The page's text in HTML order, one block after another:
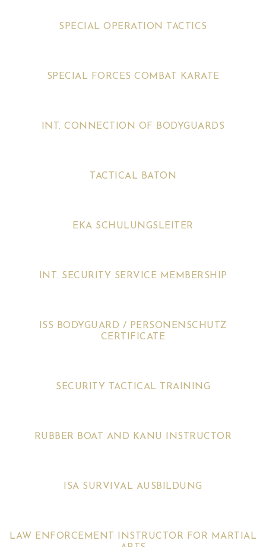
SPECIAL OPERATION TACTICS
SPECIAL FORCES COMBAT KARATE
INT. CONNECTION OF BODYGUARDS
TACTICAL BATON
EKA SCHULUNGSLEITER
INT. SECURITY SERVICE MEMBERSHIP
ISS BODYGUARD / PERSONENSCHUTZ
CERTIFICATE
SECURITY TACTICAL TRAINING
RUBBER BOAT AND KANU INSTRUCTOR
ISA SURVIVAL AUSBILDUNG
LAW ENFORCEMENT INSTRUCTOR FOR MARTIAL